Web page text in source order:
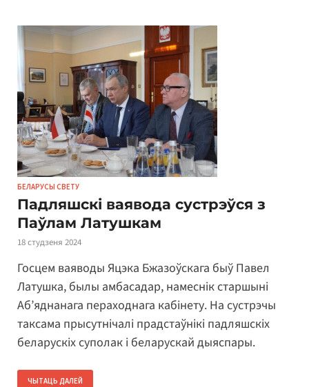
БЕЛАРУСЫ СВЕТУ
Падляшскі ваявода сустрэўся з
Паўлам Латушкам
18 студзеня 2024
Госцем ваяводы Яцэка Бжазоўскага быў Павел
Латушка, былы амбасадар, намеснік старшыні
Аб’яднанага пераходнага кабінету. На сустрэчы
таксама прысутнічалі прадстаўнікі падляшскіх
беларускіх суполак і беларускай дыяспары.
ЧЫТАЦЬ ДАЛЕЙ